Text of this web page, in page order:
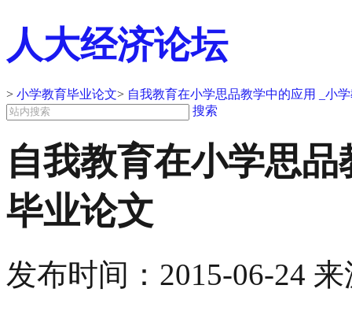
人大经济论坛
> 小学教育毕业论文> 自我教育在小学思品教学中的应用 _小
搜索
自我教育在小学思
毕业论文
发布时间： 2015-06-24 来